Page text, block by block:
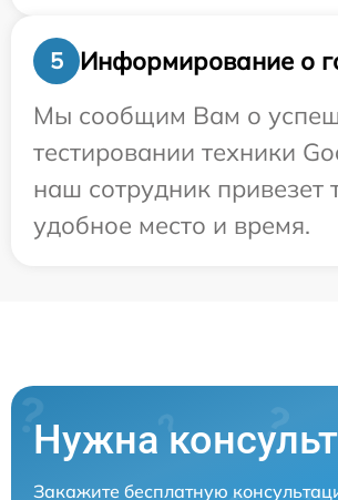
5
Информирование о
Мы сообщим Вам о
тестировании техники
наш сотрудник привезет
удобное место и время.
Нужна
Закажите бесплатную